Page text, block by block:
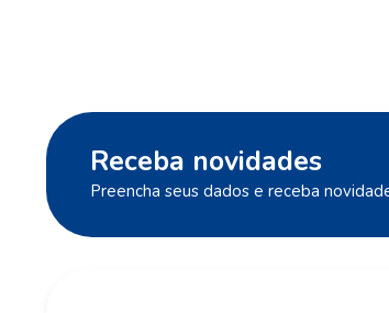
Receba novidades
Preencha seus dados e receba